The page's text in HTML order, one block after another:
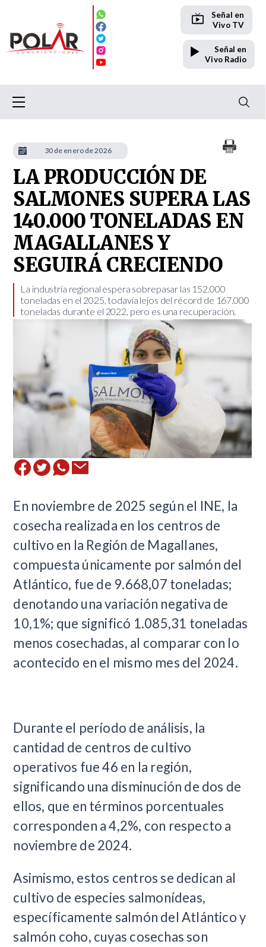
Señal en
Vivo TV
Señal en
Vivo Radio
LA PRODUCCIÓN DE
SALMONES SUPERA LAS
140.000 TONELADAS EN
MAGALLANES Y
SEGUIRÁ CRECIENDO
​La industria regional espera sobrepasar las 152.000
toneladas en el 2025, todavía lejos del récord de 167.000
toneladas durante el 2022, pero es una recuperación.
En noviembre de 2025 según el INE, la
cosecha realizada en los centros de
cultivo en la Región de Magallanes,
compuesta únicamente por salmón del
Atlántico, fue de 9.668,07 toneladas;
denotando una variación negativa de
10,1%; que significó 1.085,31 toneladas
menos cosechadas, al comparar con lo
acontecido en el mismo mes del 2024.
Durante el período de análisis, la
cantidad de centros de cultivo
operativos fue 46 en la región,
significando una disminución de dos de
ellos, que en términos porcentuales
corresponden a 4,2%, con respecto a
noviembre de 2024.
Asimismo, estos centros se dedican al
cultivo de especies salmonídeas,
específicamente salmón del Atlántico y
salmón coho, cuyas cosechas son
30 de enero de 2026